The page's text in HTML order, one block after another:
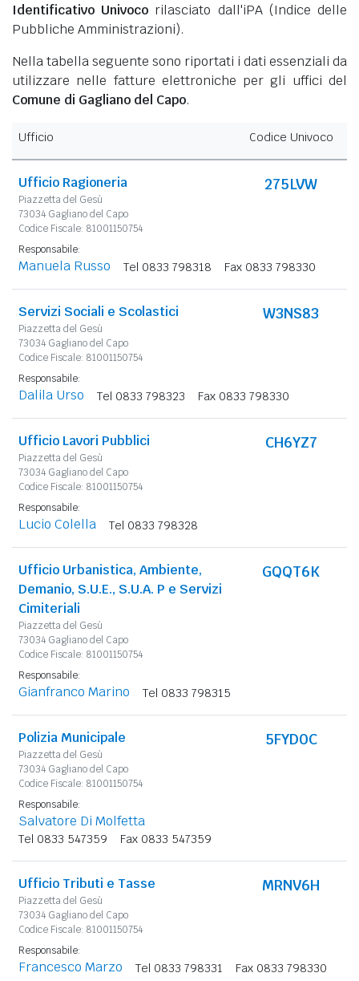
Identificativo Univoco rilasciato dall'iPA (Indice delle
Pubbliche Amministrazioni).
Nella tabella seguente sono riportati i dati essenziali da
utilizzare nelle fatture elettroniche per gli uffici del
Comune di Gagliano del Capo.
Ufficio Codice Univoco
Ufficio Ragioneria
Piazzetta del Gesù
73034 Gagliano del Capo
Codice Fiscale: 81001150754
275LVW
Responsabile:
Manuela Russo Tel 0833 798318 Fax 0833 798330
Servizi Sociali e Scolastici
Piazzetta del Gesù
73034 Gagliano del Capo
Codice Fiscale: 81001150754
W3NS83
Responsabile:
Dalila Urso Tel 0833 798323 Fax 0833 798330
Ufficio Lavori Pubblici
Piazzetta del Gesù
73034 Gagliano del Capo
Codice Fiscale: 81001150754
CH6YZ7
Responsabile:
Lucio Colella Tel 0833 798328
Ufficio Urbanistica, Ambiente,
Demanio, S.U.E., S.U.A. P e Servizi
Cimiteriali
Piazzetta del Gesù
73034 Gagliano del Capo
Codice Fiscale: 81001150754
GQQT6K
Responsabile:
Gianfranco Marino Tel 0833 798315
Polizia Municipale
Piazzetta del Gesù
73034 Gagliano del Capo
Codice Fiscale: 81001150754
5FYD0C
Responsabile:
Salvatore Di Molfetta
Tel 0833 547359 Fax 0833 547359
Ufficio Tributi e Tasse
Piazzetta del Gesù
73034 Gagliano del Capo
Codice Fiscale: 81001150754
MRNV6H
Responsabile:
Francesco Marzo Tel 0833 798331 Fax 0833 798330